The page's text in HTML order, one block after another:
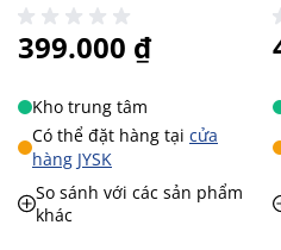
399.000 ₫
Kho trung tâm
Có thể đặt hàng tại cửa
hàng JYSK
So sánh với các sản phẩm
khác